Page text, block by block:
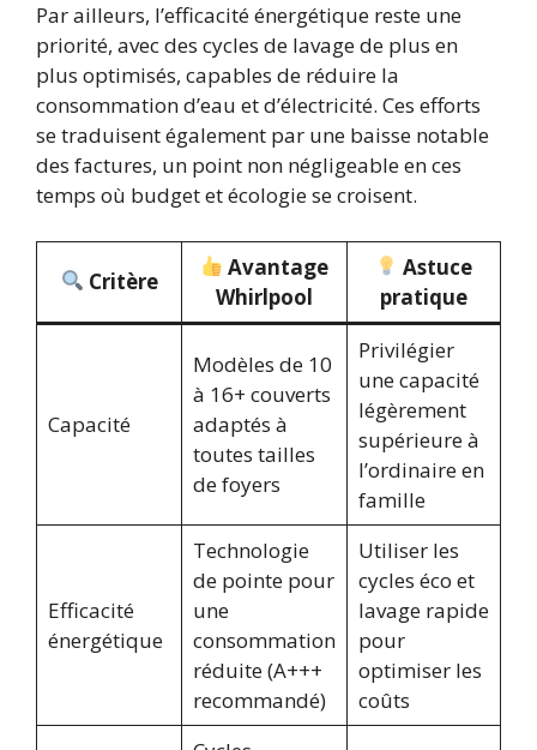
Par ailleurs, l’efficacité énergétique reste une
priorité, avec des cycles de lavage de plus en
plus optimisés, capables de réduire la
consommation d’eau et d’électricité. Ces efforts
se traduisent également par une baisse notable
des factures, un point non négligeable en ces
temps où budget et écologie se croisent.
Critère
Avantage
Whirlpool
Astuce
pratique
Capacité
Modèles de 10
à 16+ couverts
adaptés à
toutes tailles
de foyers
Privilégier
une capacité
légèrement
supérieure à
l’ordinaire en
famille
Efficacité
énergétique
Technologie
de pointe pour
une
consommation
réduite (A+++
recommandé)
Utiliser les
cycles éco et
lavage rapide
pour
optimiser les
coûts